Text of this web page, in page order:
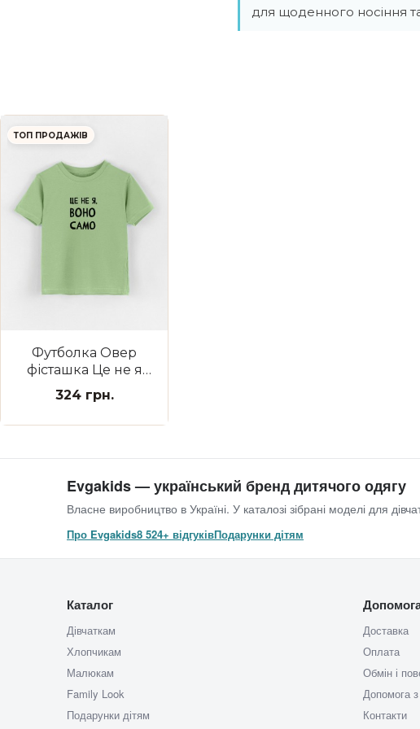
для щоденного носіння
ТОП ПРОДАЖІВ
Футболка Овер
фісташка Це не я
воно само
324 грн.
Evgakids — український бренд дитячого одягу
Власне виробництво в Україні. У каталозі зібрані моделі для
Про Evgakids8 524+ відгуківПодарунки дітям
Каталог
Дівчаткам
Хлопчикам
Малюкам
Family Look
Подарунки дітям
Доставка
Оплата
Обмін і
Допомога
Контакти